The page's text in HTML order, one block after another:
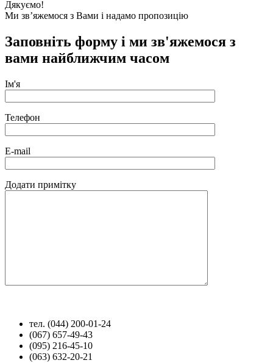
Дякуємо!
Ми зв’яжемося з Вами і надамо пропозицію
Заповніть форму і ми зв'яжемося з
вами найближчим часом
Ім'я
Телефон
E-mail
Додати примітку
тел. (044) 200-01-24
(067) 657-49-43
(095) 216-45-10
(063) 632-20-21